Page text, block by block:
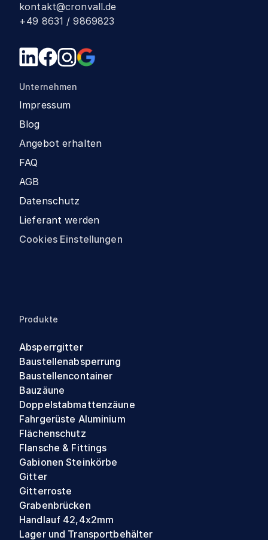
kontakt@cronvall.de
+49 8631 / 9869823
Unternehmen
Impressum
Blog
Angebot erhalten
FAQ
AGB
Datenschutz
Lieferant werden
Cookies Einstellungen
Produkte
Absperrgitter
Baustellenabsperrung
Baustellencontainer
Bauzäune
Doppelstabmattenzäune
Fahrgerüste Aluminium
Flächenschutz
Flansche & Fittings
Gabionen Steinkörbe
Gitter
Gitterroste
Grabenbrücken
Handlauf 42,4x2mm
Lager und Transportbehälter